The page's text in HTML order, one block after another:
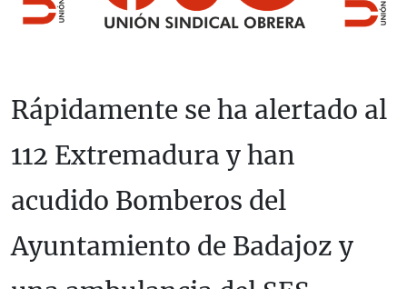
Rápidamente se ha alertado al
112 Extremadura y han
acudido Bomberos del
Ayuntamiento de Badajoz y